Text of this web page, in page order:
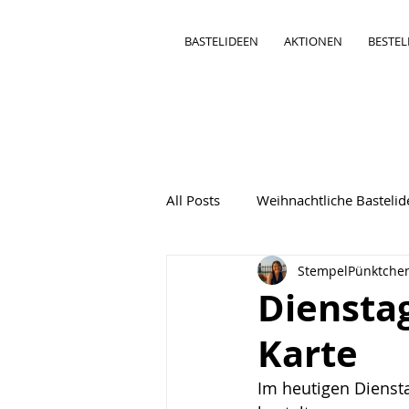
BASTELIDEEN AKTIONEN
All Posts Weihnachtliche
Bastelideen Besondere Karten
Karte
Im heutigen